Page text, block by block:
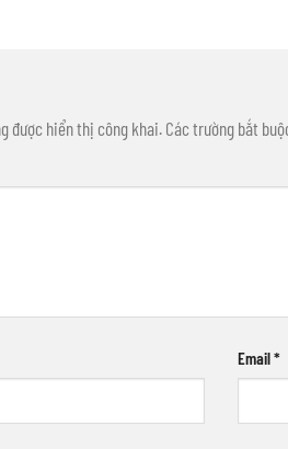
được hiển thị công khai.Các trường bắt
Email*